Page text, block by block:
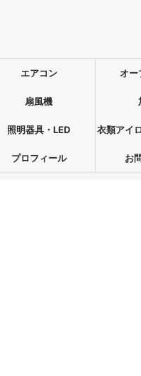
エアコン オー
扇風機
照明器具・LED 衣類アイ
プロフィール お